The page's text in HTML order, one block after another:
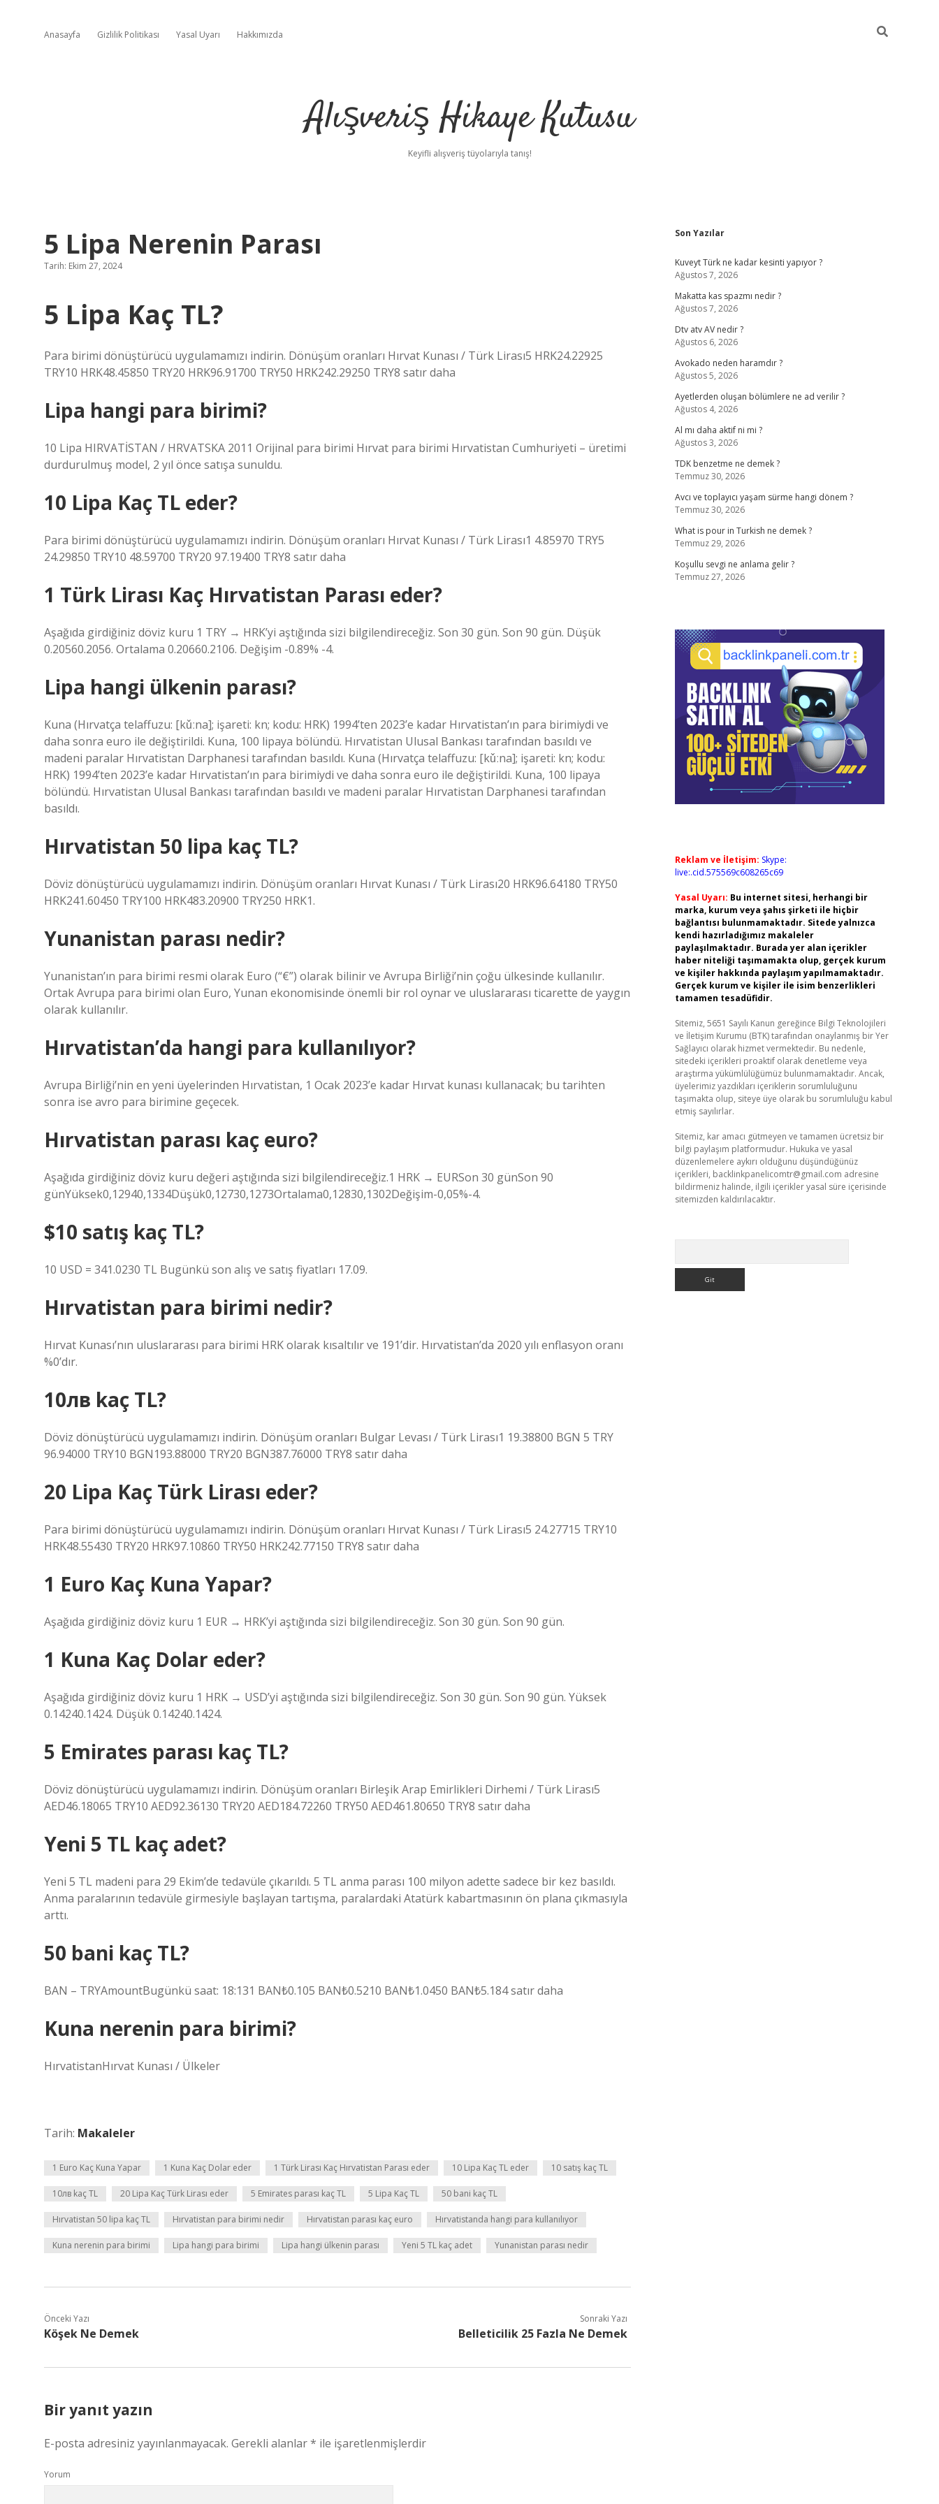
Anasayfa Gizlilik Politikası Yasal Uyarı Hakkımızda
Alışveriş Hikaye Kutusu
Keyifli alışveriş tüyolarıyla tanış!
5 Lipa Nerenin Parası
Tarih: Ekim 27, 2024
5 Lipa Kaç TL?
Para birimi dönüştürücü uygulamamızı indirin. Dönüşüm oranları Hırvat Kunası / Türk Lirası5 HRK24.22925
TRY10 HRK48.45850 TRY20 HRK96.91700 TRY50 HRK242.29250 TRY8 satır daha
Lipa hangi para birimi?
10 Lipa HIRVATİSTAN / HRVATSKA 2011 Orijinal para birimi Hırvat para birimi Hırvatistan Cumhuriyeti – üretimi
durdurulmuş model, 2 yıl önce satışa sunuldu.
10 Lipa Kaç TL eder?
Para birimi dönüştürücü uygulamamızı indirin. Dönüşüm oranları Hırvat Kunası / Türk Lirası1 4.85970 TRY5
24.29850 TRY10 48.59700 TRY20 97.19400 TRY8 satır daha
1 Türk Lirası Kaç Hırvatistan Parası eder?
Aşağıda girdiğiniz döviz kuru 1 TRY → HRK’yi aştığında sizi bilgilendireceğiz. Son 30 gün. Son 90 gün. Düşük
0.20560.2056. Ortalama 0.20660.2106. Değişim -0.89% -4.
Lipa hangi ülkenin parası?
Kuna (Hırvatça telaffuzu: [kǔːna]; işareti: kn; kodu: HRK) 1994’ten 2023’e kadar Hırvatistan’ın para birimiydi ve
daha sonra euro ile değiştirildi. Kuna, 100 lipaya bölündü. Hırvatistan Ulusal Bankası tarafından basıldı ve
madeni paralar Hırvatistan Darphanesi tarafından basıldı. Kuna (Hırvatça telaffuzu: [kǔːna]; işareti: kn; kodu:
HRK) 1994’ten 2023’e kadar Hırvatistan’ın para birimiydi ve daha sonra euro ile değiştirildi. Kuna, 100 lipaya
bölündü. Hırvatistan Ulusal Bankası tarafından basıldı ve madeni paralar Hırvatistan Darphanesi tarafından
basıldı.
Hırvatistan 50 lipa kaç TL?
Döviz dönüştürücü uygulamamızı indirin. Dönüşüm oranları Hırvat Kunası / Türk Lirası20 HRK96.64180 TRY50
HRK241.60450 TRY100 HRK483.20900 TRY250 HRK1.
Yunanistan parası nedir?
Yunanistan’ın para birimi resmi olarak Euro (“€”) olarak bilinir ve Avrupa Birliği’nin çoğu ülkesinde kullanılır.
Ortak Avrupa para birimi olan Euro, Yunan ekonomisinde önemli bir rol oynar ve uluslararası ticarette de yaygın
olarak kullanılır.
Hırvatistan’da hangi para kullanılıyor?
Avrupa Birliği’nin en yeni üyelerinden Hırvatistan, 1 Ocak 2023’e kadar Hırvat kunası kullanacak; bu tarihten
sonra ise avro para birimine geçecek.
Hırvatistan parası kaç euro?
Aşağıda girdiğiniz döviz kuru değeri aştığında sizi bilgilendireceğiz.1 HRK → EURSon 30 günSon 90
günYüksek0,12940,1334Düşük0,12730,1273Ortalama0,12830,1302Değişim-0,05%-4.
$10 satış kaç TL?
10 USD = 341.0230 TL Bugünkü son alış ve satış fiyatları 17.09.
Hırvatistan para birimi nedir?
Hırvat Kunası’nın uluslararası para birimi HRK olarak kısaltılır ve 191’dir. Hırvatistan’da 2020 yılı enflasyon oranı
%0’dır.
10лв kaç TL?
Döviz dönüştürücü uygulamamızı indirin. Dönüşüm oranları Bulgar Levası / Türk Lirası1 19.38800 BGN 5 TRY
96.94000 TRY10 BGN193.88000 TRY20 BGN387.76000 TRY8 satır daha
20 Lipa Kaç Türk Lirası eder?
Para birimi dönüştürücü uygulamamızı indirin. Dönüşüm oranları Hırvat Kunası / Türk Lirası5 24.27715 TRY10
HRK48.55430 TRY20 HRK97.10860 TRY50 HRK242.77150 TRY8 satır daha
1 Euro Kaç Kuna Yapar?
Aşağıda girdiğiniz döviz kuru 1 EUR → HRK’yi aştığında sizi bilgilendireceğiz. Son 30 gün. Son 90 gün.
1 Kuna Kaç Dolar eder?
Aşağıda girdiğiniz döviz kuru 1 HRK → USD’yi aştığında sizi bilgilendireceğiz. Son 30 gün. Son 90 gün. Yüksek
0.14240.1424. Düşük 0.14240.1424.
5 Emirates parası kaç TL?
Döviz dönüştürücü uygulamamızı indirin. Dönüşüm oranları Birleşik Arap Emirlikleri Dirhemi / Türk Lirası5
AED46.18065 TRY10 AED92.36130 TRY20 AED184.72260 TRY50 AED461.80650 TRY8 satır daha
Yeni 5 TL kaç adet?
Yeni 5 TL madeni para 29 Ekim’de tedavüle çıkarıldı. 5 TL anma parası 100 milyon adette sadece bir kez basıldı.
Anma paralarının tedavüle girmesiyle başlayan tartışma, paralardaki Atatürk kabartmasının ön plana çıkmasıyla
arttı.
50 bani kaç TL?
BAN – TRYAmountBugünkü saat: 18:131 BAN₺0.105 BAN₺0.5210 BAN₺1.0450 BAN₺5.184 satır daha
Kuna nerenin para birimi?
HırvatistanHırvat Kunası / Ülkeler
Tarih: Makaleler
1 Euro Kaç Kuna Yapar 1 Kuna Kaç Dolar eder 1 Türk Lirası Kaç Hırvatistan Parası eder 10 Lipa Kaç TL eder 10 satış kaç TL
10лв kaç TL 20 Lipa Kaç Türk Lirası eder 5 Emirates parası kaç TL 5 Lipa Kaç TL 50 bani kaç TL
Hırvatistan 50 lipa kaç TL Hırvatistan para birimi nedir Hırvatistan parası kaç euro Hırvatistanda hangi para kullanılıyor
Kuna nerenin para birimi Lipa hangi para birimi Lipa hangi ülkenin parası Yeni 5 TL kaç adet Yunanistan parası nedir
Önceki Yazı
Köşek Ne Demek
Sonraki Yazı
Belleticilik 25 Fazla Ne Demek
Bir yanıt yazın
E-posta adresiniz yayınlanmayacak. Gerekli alanlar* ile işaretlenmişlerdir
Yorum
Sidebar
Son Yazılar
Kuveyt Türk ne kadar kesinti yapıyor ?
Ağustos 7, 2026
Makatta kas spazmı nedir ?
Ağustos 7, 2026
Dtv atv AV nedir ?
Ağustos 6, 2026
Avokado neden haramdır ?
Ağustos 5, 2026
Ayetlerden oluşan bölümlere ne ad verilir ?
Ağustos 4, 2026
Al mı daha aktif ni mi ?
Ağustos 3, 2026
TDK benzetme ne demek ?
Temmuz 30, 2026
Avcı ve toplayıcı yaşam sürme hangi dönem ?
Temmuz 30, 2026
What is pour in Turkish ne demek ?
Temmuz 29, 2026
Koşullu sevgi ne anlama gelir ?
Temmuz 27, 2026
Reklam ve İletişim: Skype:
live:.cid.575569c608265c69
Yasal Uyarı: Bu internet sitesi, herhangi bir
marka, kurum veya şahıs şirketi ile hiçbir
bağlantısı bulunmamaktadır. Sitede yalnızca
kendi hazırladığımız makaleler
paylaşılmaktadır. Burada yer alan içerikler
haber niteliği taşımamakta olup, gerçek kurum
ve kişiler hakkında paylaşım yapılmamaktadır.
Gerçek kurum ve kişiler ile isim benzerlikleri
tamamen tesadüfidir.
Sitemiz, 5651 Sayılı Kanun gereğince Bilgi Teknolojileri
ve İletişim Kurumu (BTK) tarafından onaylanmış bir Yer
Sağlayıcı olarak hizmet vermektedir. Bu nedenle,
sitedeki içerikleri proaktif olarak denetleme veya
araştırma yükümlülüğümüz bulunmamaktadır. Ancak,
üyelerimiz yazdıkları içeriklerin sorumluluğunu
taşımakta olup, siteye üye olarak bu sorumluluğu kabul
etmiş sayılırlar.
Sitemiz, kar amacı gütmeyen ve tamamen ücretsiz bir
bilgi paylaşım platformudur. Hukuka ve yasal
düzenlemelere aykırı olduğunu düşündüğünüz
içerikleri, backlinkpanelicomtr@gmail.com adresine
bildirmeniz halinde, ilgili içerikler yasal süre içerisinde
sitemizden kaldırılacaktır.